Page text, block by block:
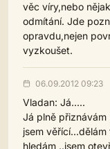
věc víry,nebo
odmítání. Jde
opravdu,nejen
vyzkoušet.
06.09.2012 09:23
Vladan: Já.....
Já plně přiznávám
jsem
hledám ..jsem